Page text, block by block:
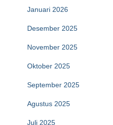
Januari 2026
Desember 2025
November 2025
Oktober 2025
September 2025
Agustus 2025
Juli 2025